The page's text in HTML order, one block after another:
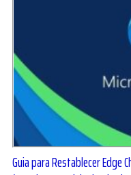
Guia para Restablecer Edge